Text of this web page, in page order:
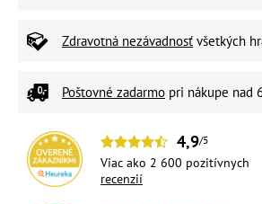
Zdravotná nezávadnosť všetkých
Poštovné zadarmo pri nákupe nad
4,9/5
Viac ako 2 600 pozitívnych
recenzií